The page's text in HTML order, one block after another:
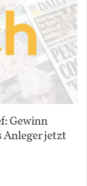
Gewinn
Anleger jetzt